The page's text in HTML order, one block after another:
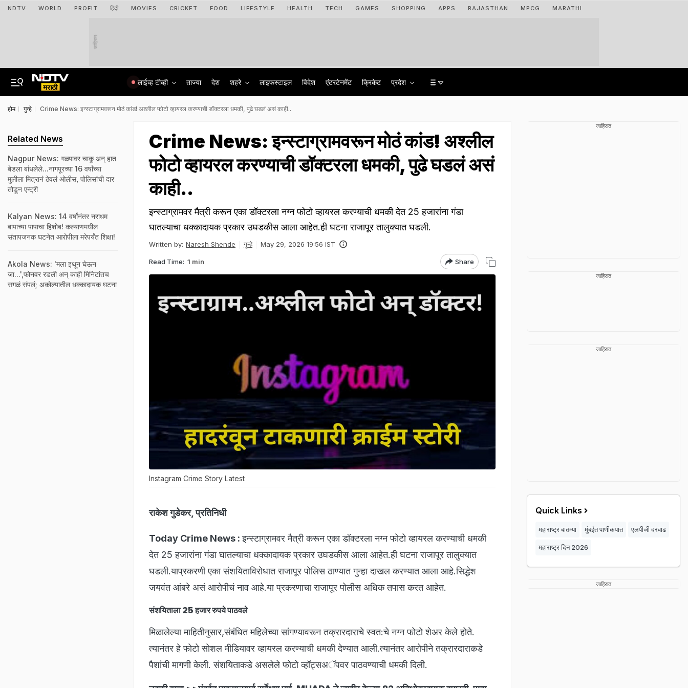
NDTV WORLD PROFIT हिंदी MOVIES CRICKET FOOD LIFESTYLE HEALTH TECH GAMES SHOPPING APPS RAJASTHAN MPCG MARATHI
जाहिरात
लाईव्ह टीव्ही ताज्या देश शहरे लाइफस्टाइल विदेश एंटरटेनमेंट क्रिकेट प्रदेश
होम गुन्हे Crime News: इन्स्टाग्रामवरून मोठं कांड! अश्लील फोटो व्हायरल करण्याची डॉक्टरला धमकी, पुढे घडलं असं काही..
Crime News: इन्स्टाग्रामवरून मोठं कांड! अश्लील
फोटो व्हायरल करण्याची डॉक्टरला धमकी, पुढे घडलं असं
काही..
इन्स्टाग्रामवर मैत्री करून एका डॉक्टरला नग्न फोटो व्हायरल करण्याची धमकी देत 25 हजारांना गंडा
घातल्याचा धक्कादायक प्रकार उघडकीस आला आहेत.ही घटना राजापूर तालुक्यात घडली.
Written by: Naresh Shende गुन्हे May 29, 2026 19:56 IST
Read Time: 1 min Share
Instagram Crime Story Latest
राकेश गुडेकर, प्रतिनिधी
Today Crime News :इन्स्टाग्रामवर मैत्री करून एका डॉक्टरला नग्न फोटो व्हायरल करण्याची धमकी
देत 25 हजारांना गंडा घातल्याचा धक्कादायक प्रकार उघडकीस आला आहेत.ही घटना राजापूर तालुक्यात
घडली.याप्रकरणी एका संशयिताविरोधात राजापूर पोलिस ठाण्यात गुन्हा दाखल करण्यात आला आहे.सिद्धेश
जयवंत आंबरे असं आरोपीचं नाव आहे.या प्रकरणाचा राजापूर पोलीस अधिक तपास करत आहेत.
संशयिताला 25 हजार रुपये पाठवले
मिळालेल्या माहितीनुसार,संबंधित महिलेच्या सांगण्यावरून तक्रारदाराचे स्वत:चे नग्न फोटो शेअर केले होते.
त्यानंतर हे फोटो सोशल मीडियावर व्हायरल करण्याची धमकी देण्यात आली.त्यानंतर आरोपीने तक्रारदाराकडे
पैशांची मागणी केली. संशयिताकडे असलेले फोटो व्हॉट्सअॅपवर पाठवण्याची धमकी दिली.
Related News
Nagpur News: गळ्यावर चाकू अन् हात
बेडला बांधलेले...नागपूरच्या 16 वर्षांच्या
मुलीला मित्रानं ठेवलं ओलीस, पोलिसांची दार
तोडून एन्ट्री
Kalyan News: 14 वर्षांनंतर नराधम
बापाच्या पापाचा हिशोब! कल्याणमधील
संतापजनक घटनेत आरोपीला मरेपर्यंत शिक्षा!
Akola News: 'मला इथून घेऊन
जा...',फोनवर रडली अन् काही मिनिटांतच
सगळं संपलं; अकोल्यातील धक्कादायक घटना
जाहिरात
जाहिरात
जाहिरात
Quick Links
महाराष्ट्र बातम्या मुंबईत पाणीकपात एलपीजी दरवाढ
महाराष्ट्र दिन 2026
जाहिरात